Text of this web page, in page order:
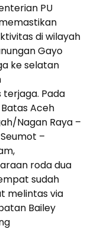
PU
di wilayah
Gayo
ke selatan
terjaga. Pada
Batas Aceh
Nagan Raya –
–
roda dua
sudah
melintas via
Bailey